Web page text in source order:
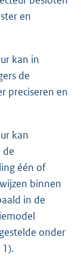
en
kan in
de
preciseren en
kan
de
één of
binnen
in de
onder